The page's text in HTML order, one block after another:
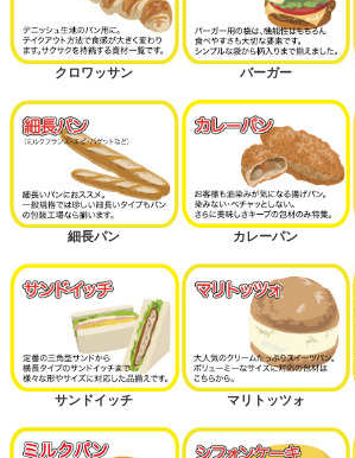
クロワッサン バーガー
細長パン カレーパン
サンドイッチ マリトッツォ